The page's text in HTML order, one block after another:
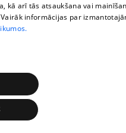
dronu radīto
kā arī tās atsaukšana vai
informācijas par